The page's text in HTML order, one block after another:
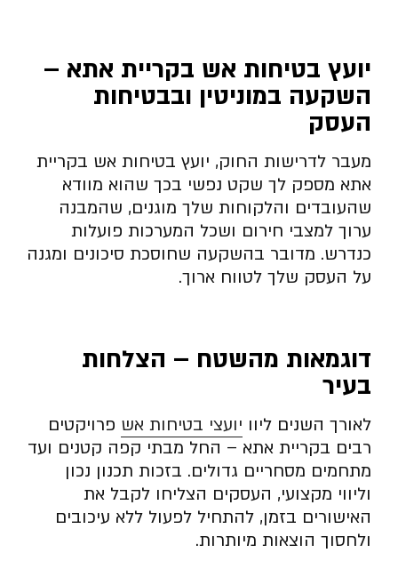
יועץ בטיחות אש בקריית אתא –
השקעה במוניטין ובבטיחות
העסק
מעבר לדרישות החוק, יועץ בטיחות אש בקריית
אתא מספק לך שקט נפשי בכך שהוא מוודא
שהעובדים והלקוחות שלך מוגנים, שהמבנה
ערוך למצבי חירום ושכל המערכות פועלות
כנדרש. מדובר בהשקעה שחוסכת סיכונים ומגנה
על העסק שלך לטווח ארוך.
דוגמאות מהשטח – הצלחות
בעיר
לאורך השנים ליוו יועצי בטיחות אש פרויקטים
רבים בקריית אתא – החל מבתי קפה קטנים ועד
מתחמים מסחריים גדולים. בזכות תכנון נכון
וליווי מקצועי, העסקים הצליחו לקבל את
האישורים בזמן, להתחיל לפעול ללא עיכובים
ולחסוך הוצאות מיותרות.